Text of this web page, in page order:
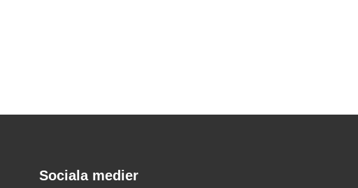
Sociala medier